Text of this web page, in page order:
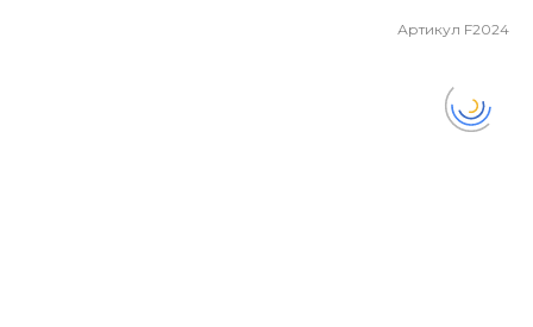
Артикул F2024